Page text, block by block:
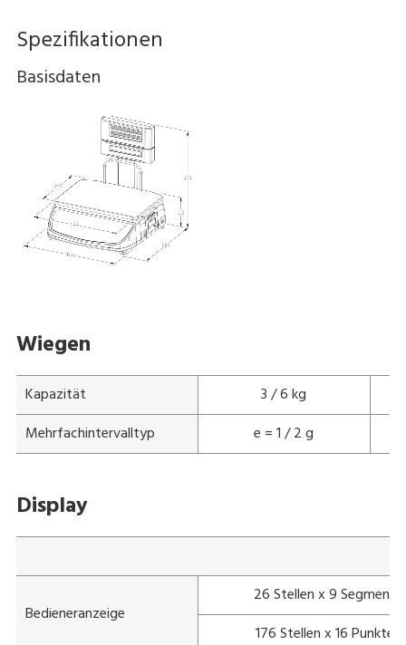
Spezifikationen
Basisdaten
Wiegen
Kapazität
3 / 6 kg
Mehrfachintervalltyp
e = 1 / 2 g
Display
Bedieneranzeige
26 Stellen x 9 Segment
176 Stellen x 16